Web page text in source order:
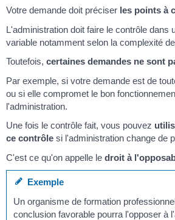
Votre demande doit préciser les points à
L'administration doit faire le contrôle dans
variable notamment selon la complexité
Toutefois, certaines demandes ne sont
Par exemple, si votre demande est de
ou si elle compromet le bon
l'administration.
Une fois le contrôle fait, vous pouvez
ce contrôle si l'administration change de
C'est ce qu'on appelle le droit à
Exemple
Un organisme de formation
conclusion favorable pourra l'opposer à